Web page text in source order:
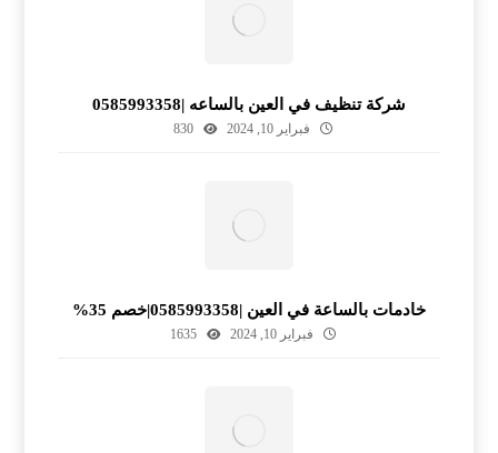
شركة تنظيف في العين بالساعه |0585993358
فبراير 10, 2024 830
خادمات بالساعة في العين |0585993358|خصم 35%
فبراير 10, 2024 1635